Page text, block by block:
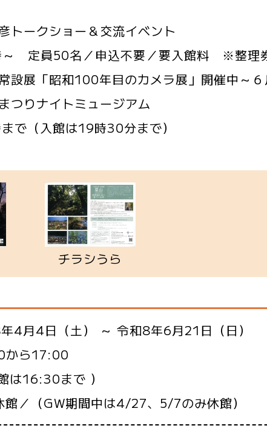
トークショー＆交流イベント
～ 定員50名／申込不要／要入館料 ※整理
設展「昭和100年目のカメラ展」開催中～６
つりナイトミュージアム
で（入館は19時30分まで）
チラシうら
4月4日（土） ～ 令和8年6月21日（日）
ら17:00
は16:30まで ）
館／（GW期間中は4/27、5/7のみ休館）